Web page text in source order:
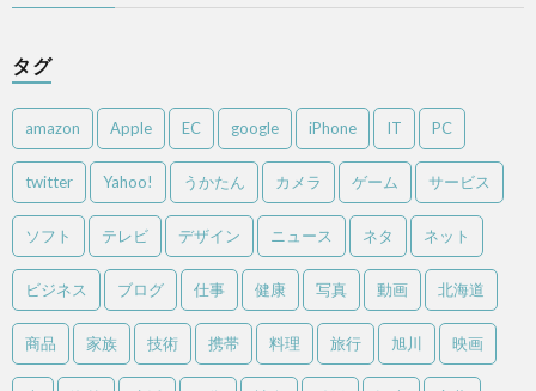
タグ
amazon Apple EC google iPhone IT PC
twitter Yahoo! うかたん カメラ ゲーム サービス
ソフト テレビ デザイン ニュース ネタ ネット
ビジネス ブログ 仕事 健康 写真 動画 北海道
商品 家族 技術 携帯 料理 旅行 旭川 映画